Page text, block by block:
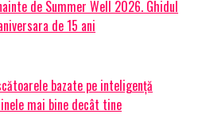
de Summer Well 2026. Ghidul
de 15 ani
bazate pe inteligență
mai bine decât tine